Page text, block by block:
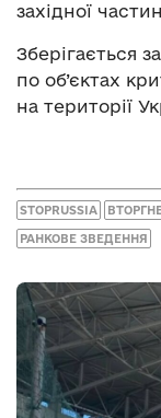
західної
Зберігається
по об’єктах
на території
STOPRUSSIA
РАНКОВЕ ЗВЕДЕННЯ